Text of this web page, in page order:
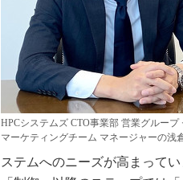
HPCシステムズ CTO事業部 営業グループ
マーケティングチーム マネージャーの浅
ステムへのニーズが高まって